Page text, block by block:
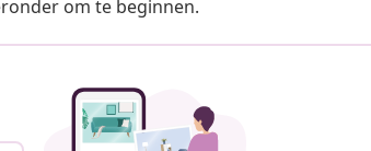
om te beginnen.